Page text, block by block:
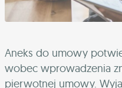
Aneks do umowy
wobec wprowadzenia
pierwotnej umowy.